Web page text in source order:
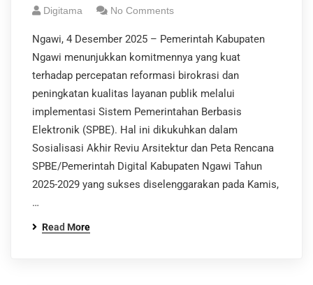
Digitama No Comments
Ngawi, 4 Desember 2025 – Pemerintah Kabupaten
Ngawi menunjukkan komitmennya yang kuat
terhadap percepatan reformasi birokrasi dan
peningkatan kualitas layanan publik melalui
implementasi Sistem Pemerintahan Berbasis
Elektronik (SPBE). Hal ini dikukuhkan dalam
Sosialisasi Akhir Reviu Arsitektur dan Peta Rencana
SPBE/Pemerintah Digital Kabupaten Ngawi Tahun
2025-2029 yang sukses diselenggarakan pada Kamis,
…
Read More